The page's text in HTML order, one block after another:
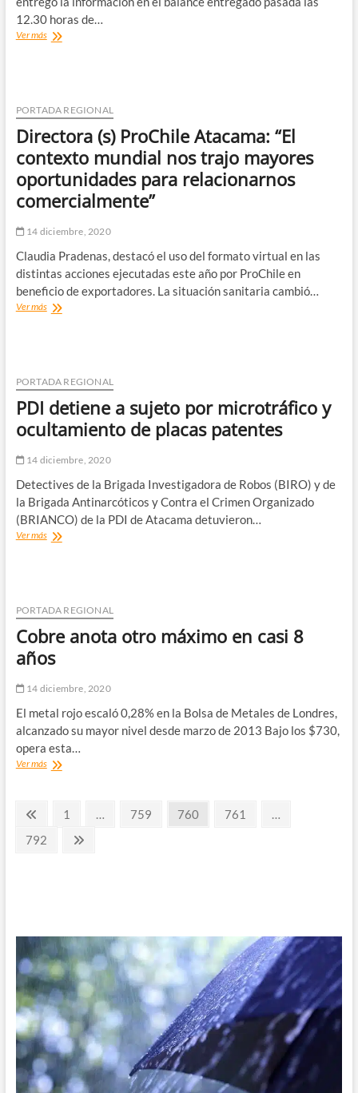
12.30 horas de…
Ver másAtacama
hoy
lunes
reportó
5
casos
nuevos
Covid-
PORTADA REGIONAL
Directora (s) ProChile Atacama: “El
contexto mundial nos trajo mayores
oportunidades para relacionarnos
comercialmente”
14 diciembre, 2020
Claudia Pradenas, destacó el uso del formato virtual en las
distintas acciones ejecutadas este año por ProChile en
beneficio de exportadores. La situación sanitaria cambió…
Ver másDirectora
contexto
mundial
nos
trajo
mayores
para
relacionarnos
comercialmente”
PORTADA REGIONAL
PDI detiene a sujeto por microtráfico y
ocultamiento de placas patentes
14 diciembre, 2020
Detectives de la Brigada Investigadora de Robos (BIRO) y de
la Brigada Antinarcóticos y Contra el Crimen Organizado
(BRIANCO) de la PDI de Atacama detuvieron…
Ver másPDI
microtráfico
y
ocultamiento
placas
PORTADA REGIONAL
Cobre anota otro máximo en casi 8
años
14 diciembre, 2020
El metal rojo escaló 0,28% en la Bolsa de Metales de Londres,
alcanzado su mayor nivel desde marzo de 2013 Bajo los $730,
opera esta…
Ver másCobre
casi
Paginación
de
PáginaPágina
1 … Página
759 Página
760 Página
761
…
Página
792
Página